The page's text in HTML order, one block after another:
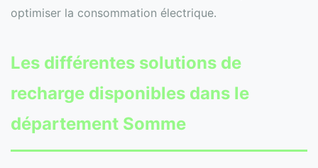
optimiser la consommation électrique.
Les différentes solutions de
recharge disponibles dans le
département Somme